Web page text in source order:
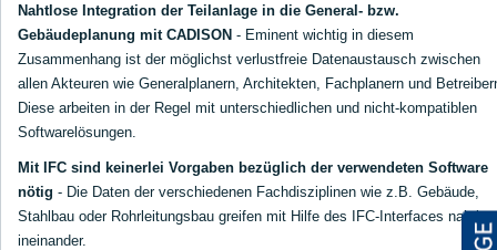
Nahtlose Integration der Teilanlage in die General- bzw.
Gebäudeplanung mit CADISON - Eminent wichtig in diesem
Zusammenhang ist der möglichst verlustfreie Datenaustausch zwischen
allen Akteuren wie Generalplanern, Architekten, Fachplanern und
Diese arbeiten in der Regel mit unterschiedlichen und nicht-kompatiblen
Softwarelösungen.
Mit IFC sind keinerlei Vorgaben bezüglich der verwendeten Software
nötig - Die Daten der verschiedenen Fachdisziplinen wie z.B. Gebäude,
Stahlbau oder Rohrleitungsbau greifen mit Hilfe des IFC-Interfaces nahtlos
ineinander.